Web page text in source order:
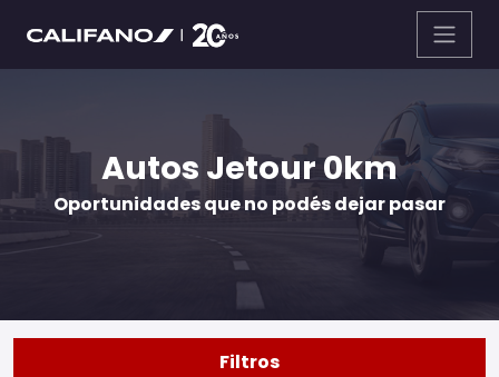
Autos Jetour 0km
Oportunidades que no podés dejar pasar
Filtros